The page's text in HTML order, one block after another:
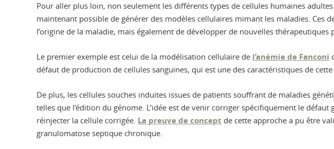
Pour aller plus loin, non seulement les différents types de cellules humaines
maintenant possible de générer des modèles cellulaires mimant les maladies.
l’origine de la maladie, mais également de développer de nouvelles thérapeutiques
Le premier exemple est celui de la modélisation cellulaire de l’anémie de Fanconi
défaut de production de cellules sanguines, qui est une des caractéristiques de
De plus, les cellules souches induites issues de patients souffrant de maladies
telles que l’édition du génome. L’idée est de venir corriger spécifiquement le
réinjecter la cellule corrigée. La preuve de concept de cette approche a pu être
granulomatose septique chronique.